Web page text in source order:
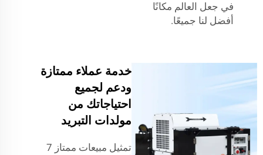
في جعل العالم مكانًا
أفضل لنا جميعًا.
خدمة عملاء ممتازة
ودعم لجميع
احتياجاتك من
مولدات التبريد
تمثيل مبيعات ممتاز 7